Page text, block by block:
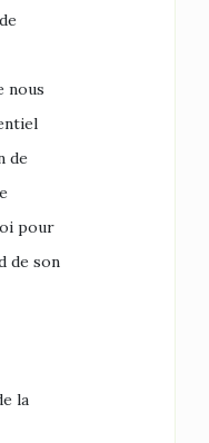
nous
de
pour
de son
la